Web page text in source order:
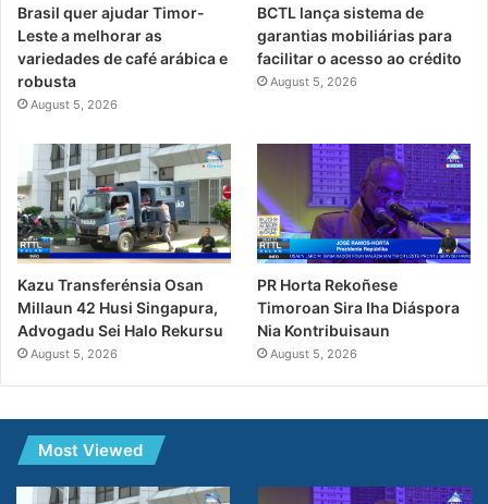
Brasil quer ajudar Timor-
Leste a melhorar as
variedades de café arábica e
robusta
August 5, 2026
BCTL lança sistema de
garantias mobiliárias para
facilitar o acesso ao crédito
August 5, 2026
Kazu Transferénsia Osan
Millaun 42 Husi Singapura,
Advogadu Sei Halo Rekursu
August 5, 2026
PR Horta Rekoñese
Timoroan Sira Iha Diáspora
Nia Kontribuisaun
August 5, 2026
Most Viewed